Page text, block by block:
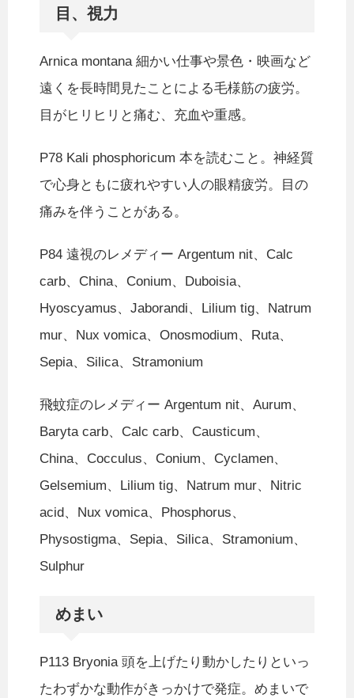
目、視力
Arnica montana 細かい仕事や景色・映画など
遠くを長時間見たことによる毛様筋の疲労。
目がヒリヒリと痛む、充血や重感。
P78 Kali phosphoricum 本を読むこと。神経質
で心身ともに疲れやすい人の眼精疲労。目の
痛みを伴うことがある。
P84 遠視のレメディー Argentum nit、Calc
carb、China、Conium、Duboisia、
Hyoscyamus、Jaborandi、Lilium tig、Natrum
mur、Nux vomica、Onosmodium、Ruta、
Sepia、Silica、Stramonium
飛蚊症のレメディー Argentum nit、Aurum、
Baryta carb、Calc carb、Causticum、
China、Cocculus、Conium、Cyclamen、
Gelsemium、Lilium tig、Natrum mur、Nitric
acid、Nux vomica、Phosphorus、
Physostigma、Sepia、Silica、Stramonium、
Sulphur
めまい
P113 Bryonia 頭を上げたり動かしたりといっ
たわずかな動作がきっかけで発症。めまいで